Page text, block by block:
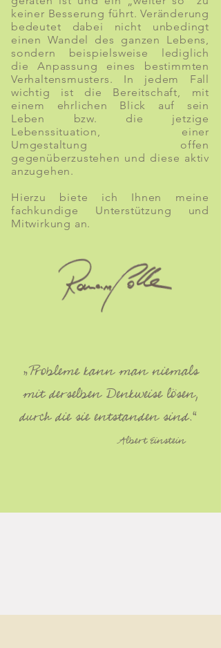
keiner Besserung führt. Veränderung
bedeutet dabei nicht unbedingt
einen Wandel des ganzen Lebens,
sondern beispielsweise lediglich
die Anpassung eines bestimmten
Verhaltensmusters. In jedem Fall
wichtig ist die Bereitschaft, mit
einem ehrlichen Blick auf sein
Leben bzw. die jetzige
Lebenssituation, einer
Umgestaltung offen
gegenüberzustehen und diese aktiv
anzugehen.
Hierzu biete ich Ihnen meine
fachkundige Unterstützung und
Mitwirkung an.
„Probleme kann man niemals
mit derselben Denkweise lösen,
durch die sie entstanden sind.“
Albert Einstein